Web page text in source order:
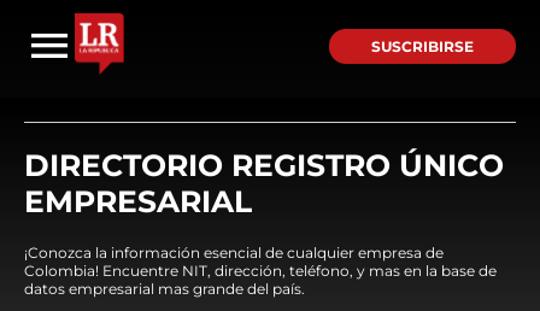
SUSCRIBIRSE
DIRECTORIO REGISTRO ÚNICO
EMPRESARIAL
¡Conozca la información esencial de cualquier empresa de
Colombia! Encuentre NIT, dirección, teléfono, y mas en la base de
datos empresarial mas grande del país.